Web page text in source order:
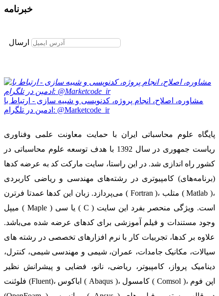
خبرنامه
ارسال
مشاوره، اصلاح، انجام پروژه، کدنویسی و شبیه سازی - ارتباط با
ادمین در تلگرام: @Marketcode_ir
پایگاه علوم محاسباتی ایران با حمایت معاونت علمی وفناوری
ریاست جمهوری در سال 1392 با هدف توسعه علوم محاسباتی در
کشور راه اندازی شد. در این راستا، سایت مارکت کد به عرضه کدها
(برنامه‌های) کامپیوتری در رشته‌های مهندسی و ریاضی کاربردی
می‌پردازد. زبان این کدها عمدتا فرترن ( Fortran )، متلب ( Matlab )،
میپل ( Maple ) یا سی ( C ) است. ویژگی منحصر بفرد این سایت
وجود مستندات و فیلم آموزشی برای کدهای عرضه شده می‌باشد.
علاوه بر کدها، تجربیات کار با نرم افزارهای تخصصی در رشته های
سیالات، مکانیک جامدات، عمران، شیمی و مهندسی شیمی، کنترل،
دینامیک پرواز، کامپیوتر، ریاضی، نانو، فضایی و پیشرانش نظیر
فلوئنت (Fluent)، اباکوس ( Abaqus )، کامسول ( Comsol )، اپن فوم